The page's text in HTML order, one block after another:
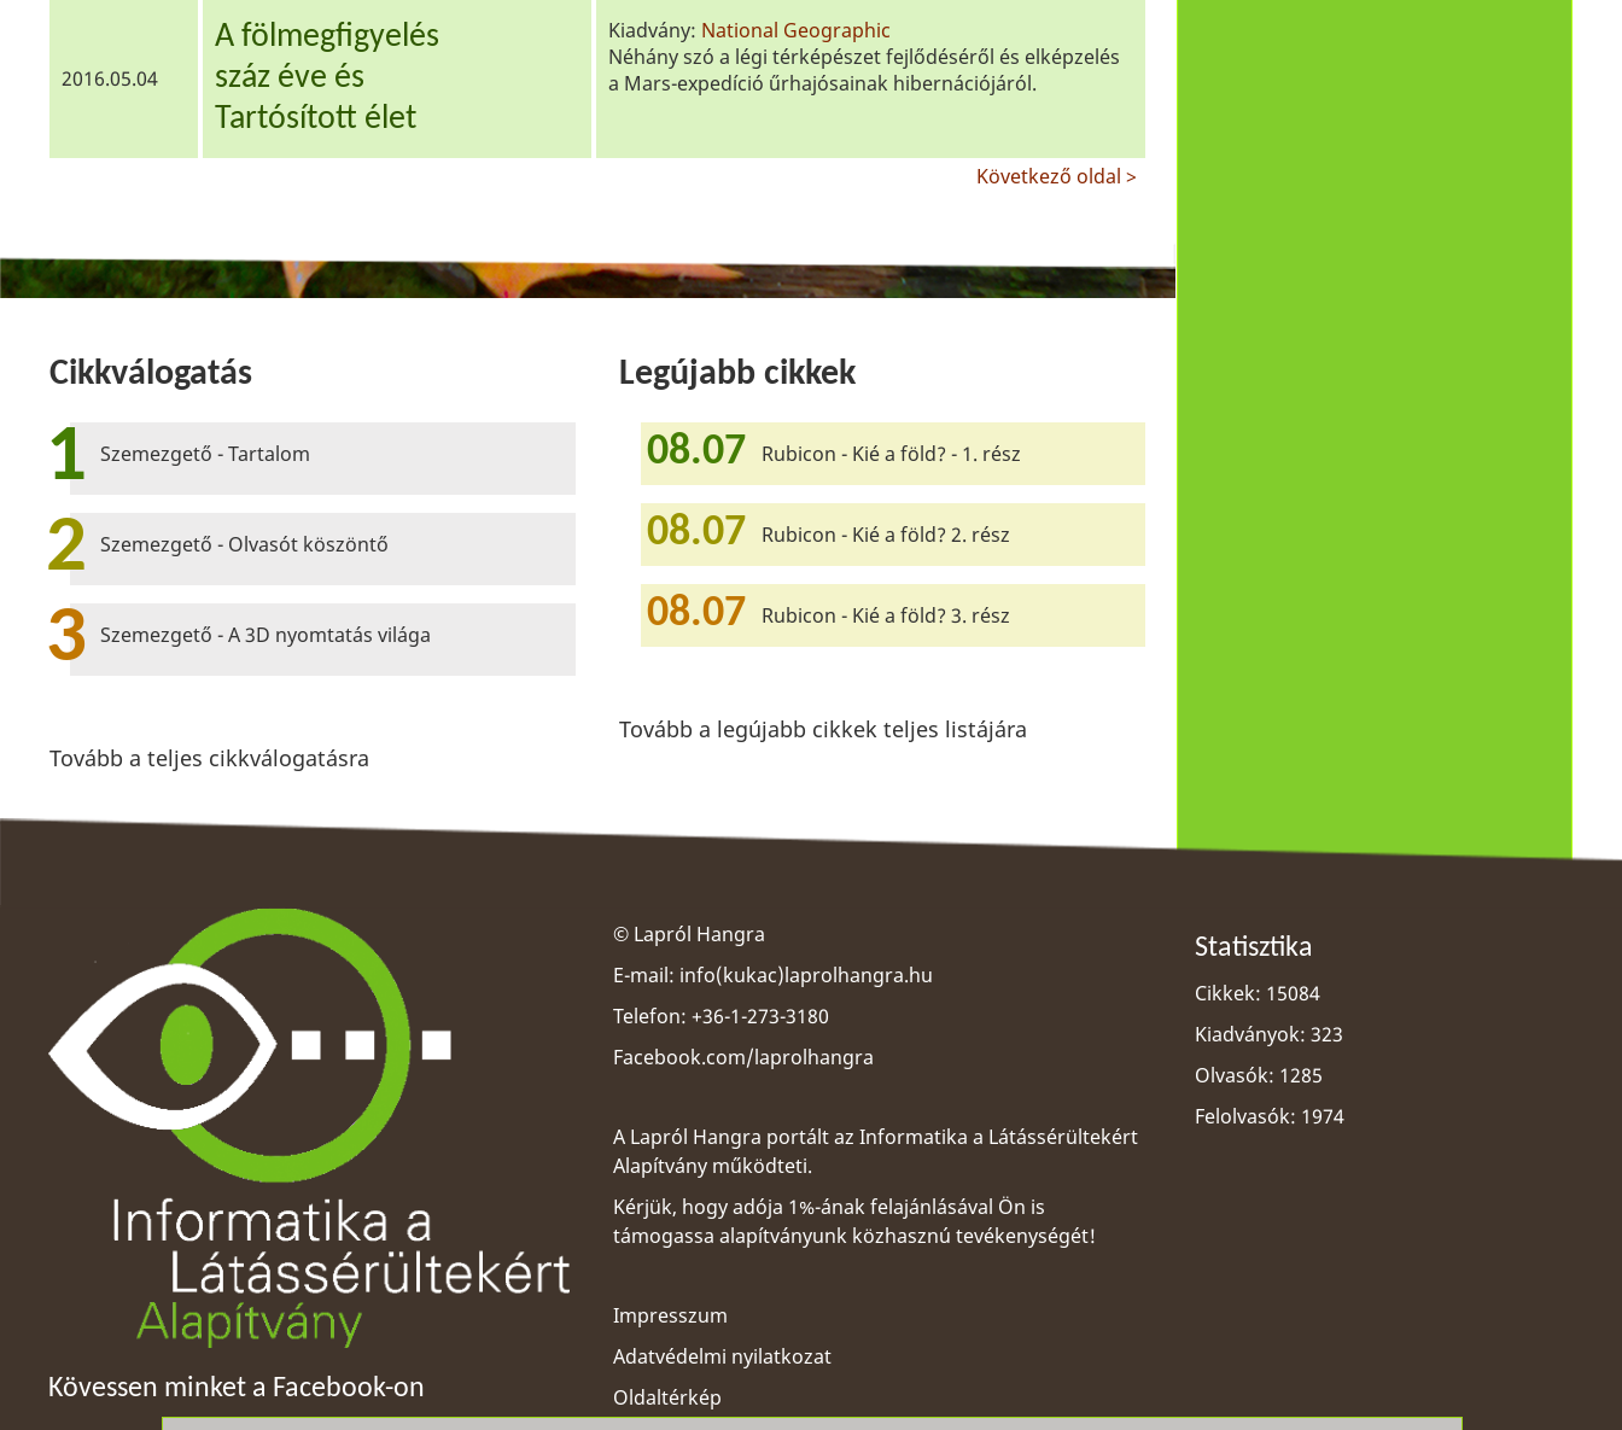
2016.05.04
A fölmegfigyelés
száz éve és
Tartósított élet
Kiadvány: National Geographic
Néhány szó a légi térképészet fejlődéséről és elképzelés
a Mars-expedíció űrhajósainak hibernációjáról.
Következő oldal >
Cikkválogatás
1 Szemezgető - Tartalom
2 Szemezgető - Olvasót köszöntő
3 Szemezgető - A 3D nyomtatás világa
Tovább a teljes cikkválogatásra
Legújabb cikkek
08.07 Rubicon - Kié a föld? - 1. rész
08.07 Rubicon - Kié a föld? 2. rész
08.07 Rubicon - Kié a föld? 3. rész
Tovább a legújabb cikkek teljes listájára
Kövessen minket a Facebook-on
© Lapról Hangra
E-mail: info(kukac)laprolhangra.hu
Telefon: +36-1-273-3180
Facebook.com/laprolhangra
A Lapról Hangra portált az Informatika a Látássérültekért
Alapítványműködteti.
Kérjük, hogy adója 1%-ának felajánlásával Ön is
támogassa alapítványunk közhasznú tevékenységét!
Impresszum
Adatvédelmi nyilatkozat
Oldaltérkép
Statisztika
Cikkek: 15084
Kiadványok: 323
Olvasók: 1285
Felolvasók: 1974